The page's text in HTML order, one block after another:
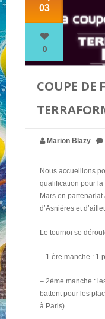
NOS PARTENAIRES
NOUS CONTACTER !
03
0
COUPE DE
Marion Blazy
Nous accueillons
qualification pour la
Mars en
d’Asnières et
Le tournoi se
– 1 ère manche : 1
– 2ème manche :
battent pour les
à Paris)